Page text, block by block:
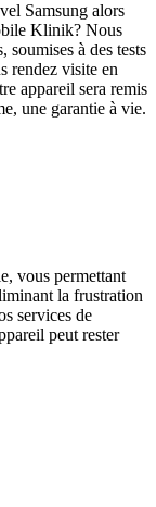
Samsung alors
Klinik? Nous
soumises à des tests
rendez visite en
appareil sera remis
une garantie à vie.
vous permettant
la frustration
services de
peut rester